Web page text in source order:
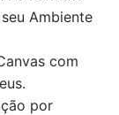
Ambiente
com
por